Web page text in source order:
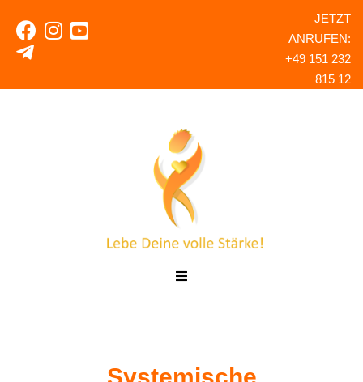
JETZT
ANRUFEN:
+49 151 232
815 12
Systemische